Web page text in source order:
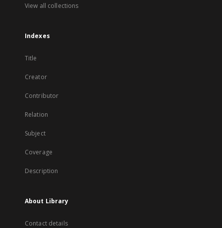
View all collections
Indexes
Title
Creator
Contributor
Relation
Subject
Coverage
Description
About Library
Contact details